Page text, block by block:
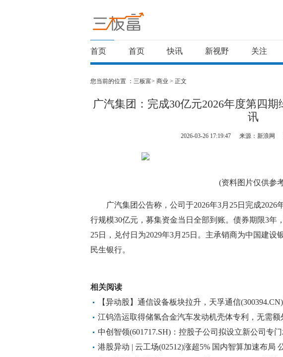
首页 首页 快讯 新视野 关注
您当前的位置 ： 三板富> 商业 > 正文
广汽集团：完成30亿元2026年度第四
讯
2026-03-26 17:19:47 来源：新浪网
(资料图片仅供参
广汽集团公告称，公司于2026年3月25日完成
行规模30亿元，募集资金当日全部到账。债券期限3年
25日，兑付日为2029年3月25日。主承销商为中国建设
民生银行。
相关阅读
【异动股】通信设备板块拉升，天孚通信
动态
江钨浩运取得储氢合金汽车发动机壳体专利，无需额
罐-资讯
中创智领(601717.SH)：控股子公司拟设立新公司专
理业务的运营职能
港股异动 | 云工场(02512)涨超5% 国内智算加速布局